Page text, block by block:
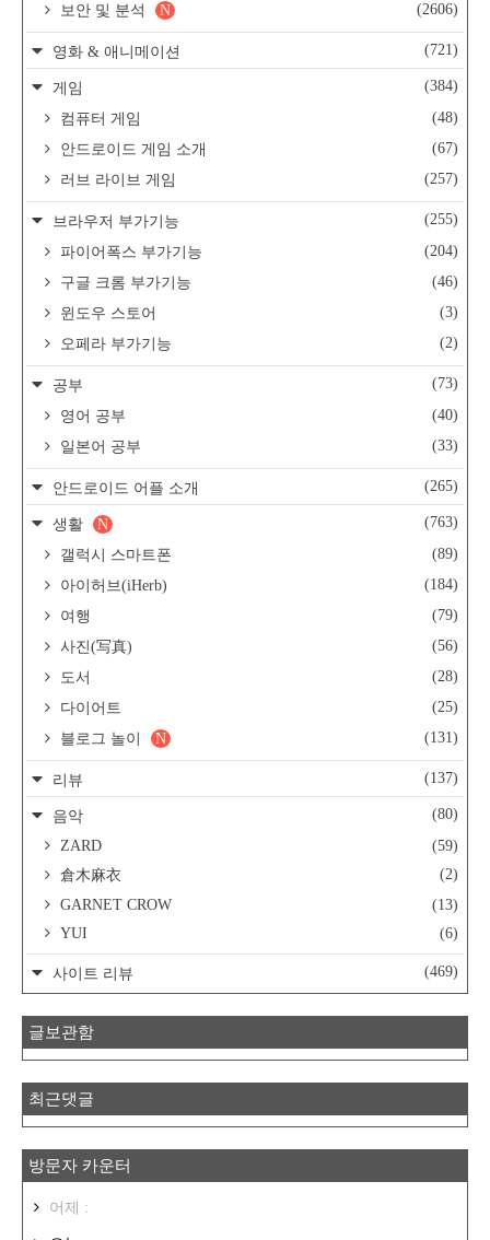
보안 및 분석
(2606)
N
영화 & 애니메이션 (721)
게임
(384)
컴퓨터 게임
(48)
안드로이드 게임 소개
(67)
러브 라이브 게임
(257)
브라우저 부가기능
(255)
파이어폭스 부가기능
(204)
구글 크롬 부가기능
(46)
윈도우 스토어
(3)
오페라 부가기능
(2)
공부
(73)
영어 공부
(40)
일본어 공부
(33)
안드로이드 어플 소개 (265)
생활 (763)
N
갤럭시 스마트폰
(89)
아이허브(iHerb)
(184)
여행
(79)
사진(写真)
(56)
도서
(28)
다이어트
(25)
블로그 놀이
(131)
N
리뷰 (137)
음악
(80)
ZARD
(59)
倉木麻衣
(2)
GARNET CROW
(13)
YUI
(6)
사이트 리뷰 (469)
글보관함
최근댓글
방문자 카운터
어제 :